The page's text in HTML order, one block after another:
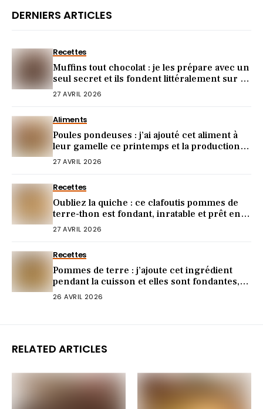
DERNIERS ARTICLES
Recettes
Muffins tout chocolat : je les prépare avec un
seul secret et ils fondent littéralement sur la
langue
27 AVRIL 2026
Aliments
Poules pondeuses : j’ai ajouté cet aliment à
leur gamelle ce printemps et la production
d’œufs a doublé
27 AVRIL 2026
Recettes
Oubliez la quiche : ce clafoutis pommes de
terre-thon est fondant, inratable et prêt en 5
minutes
27 AVRIL 2026
Recettes
Pommes de terre : j’ajoute cet ingrédient
pendant la cuisson et elles sont fondantes,
parfumées et encore plus savoureuses
26 AVRIL 2026
RELATED ARTICLES